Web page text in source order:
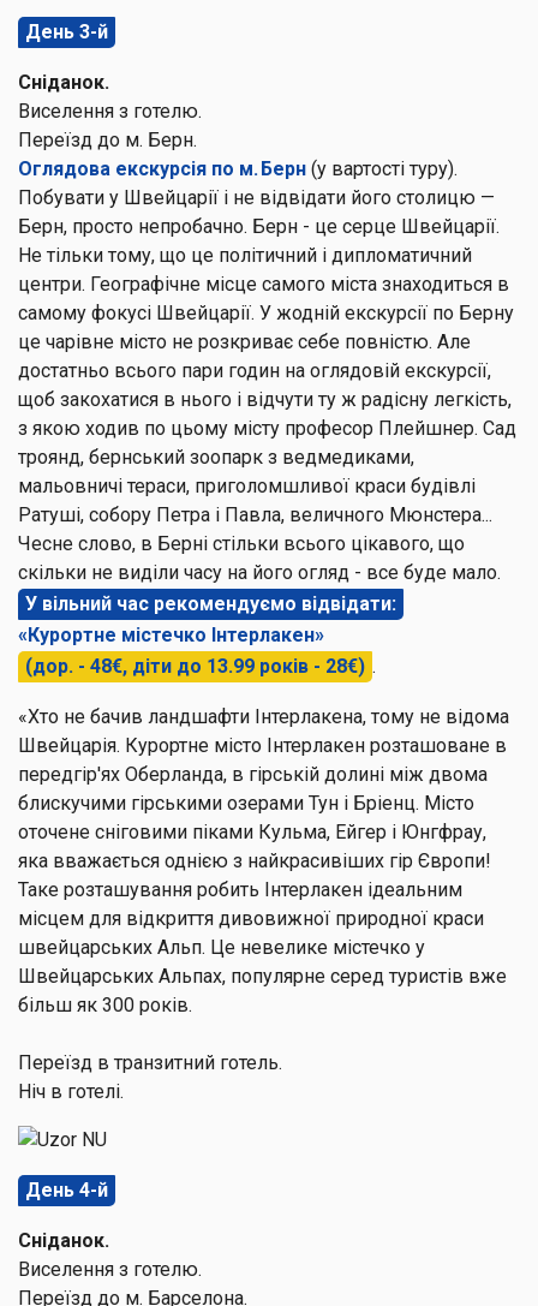
День 3-й
Сніданок.
Виселення з готелю.
Переїзд до м. Берн.
Оглядова екскурсія по м. Берн (у вартості туру).
Побувати у Швейцарії і не відвідати його столицю —
Берн, просто непробачно. Берн - це серце Швейцарії.
Не тільки тому, що це політичний і дипломатичний
центри. Географічне місце самого міста знаходиться в
самому фокусі Швейцарії. У жодній екскурсії по Берну
це чарівне місто не розкриває себе повністю. Але
достатньо всього пари годин на оглядовій екскурсії,
щоб закохатися в нього і відчути ту ж радісну легкість,
з якою ходив по цьому місту професор Плейшнер. Сад
троянд, бернський зоопарк з ведмедиками,
мальовничі тераси, приголомшливої краси будівлі
Ратуші, собору Петра і Павла, величного Мюнстера...
Чесне слово, в Берні стільки всього цікавого, що
скільки не виділи часу на його огляд - все буде мало.
У вільний час рекомендуємо відвідати:
«Курортне містечко Інтерлакен»
(дор. - 48€, діти до 13.99 років - 28€) .
«Хто не бачив ландшафти Інтерлакена, тому не відома
Швейцарія. Курортне місто Інтерлакен розташоване в
передгір'ях Оберланда, в гірській долині між двома
блискучими гірськими озерами Тун і Бріенц. Місто
оточене сніговими піками Кульма, Ейгер і Юнгфрау,
яка вважається однією з найкрасивіших гір Європи!
Таке розташування робить Інтерлакен ідеальним
місцем для відкриття дивовижної природної краси
швейцарських Альп. Це невелике містечко у
Швейцарських Альпах, популярне серед туристів вже
більш як 300 років.
Переїзд в транзитний готель.
Ніч в готелі.
День 4-й
Сніданок.
Виселення з готелю.
Переїзд до м. Барселона.